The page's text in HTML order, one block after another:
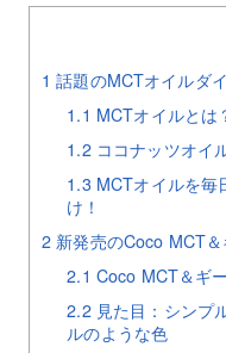
1 話題のMCTオイルダ
1.1 MCTオイルとは
1.2ココナッツオイ
1.3MCTオイルを毎
け！
2 新発売のCoco MCT
2.1 Coco MCT＆ギ
2.2見た目：シンプ
ルのような色